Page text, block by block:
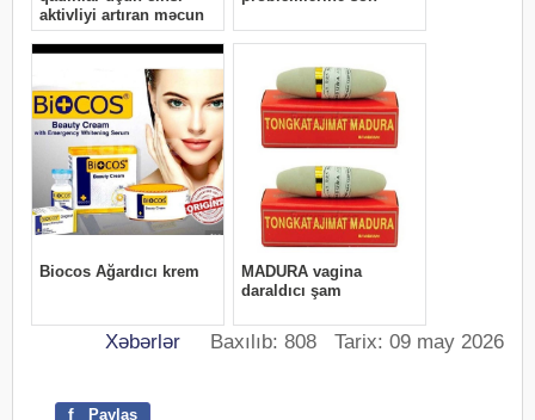
Xəbərlər Baxılıb: 808 Tarix: 09 may 2026
f Paylaş